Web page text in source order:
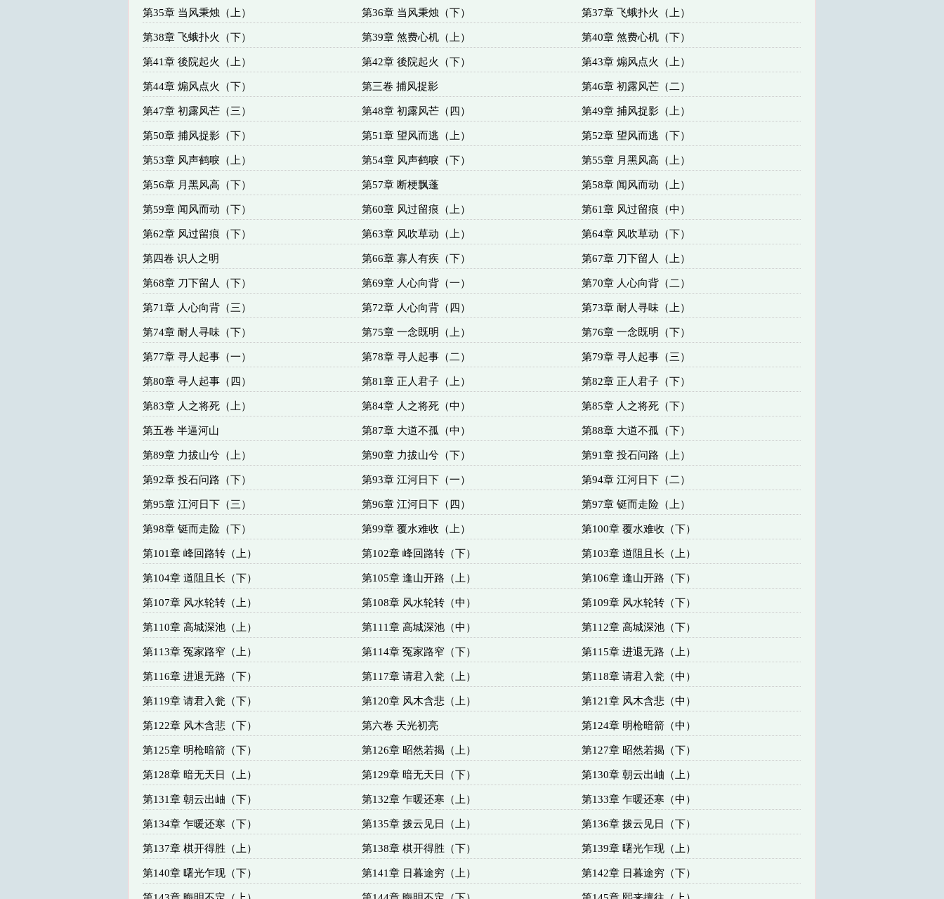
第35章 当风秉烛（上） 第36章 当风秉烛（下） 第37章 飞蛾扑火（上）
第38章 飞蛾扑火（下） 第39章 煞费心机（上） 第40章 煞费心机（下）
第41章 後院起火（上） 第42章 後院起火（下） 第43章 煽风点火（上）
第44章 煽风点火（下） 第三卷 捕风捉影 第46章 初露风芒（二）
第47章 初露风芒（三） 第48章 初露风芒（四） 第49章 捕风捉影（上）
第50章 捕风捉影（下） 第51章 望风而逃（上） 第52章 望风而逃（下）
第53章 风声鹤唳（上） 第54章 风声鹤唳（下） 第55章 月黑风高（上）
第56章 月黑风高（下） 第57章 断梗飘蓬 第58章 闻风而动（上）
第59章 闻风而动（下） 第60章 风过留痕（上） 第61章 风过留痕（中）
第62章 风过留痕（下） 第63章 风吹草动（上） 第64章 风吹草动（下）
第四卷 识人之明 第66章 寡人有疾（下） 第67章 刀下留人（上）
第68章 刀下留人（下） 第69章 人心向背（一） 第70章 人心向背（二）
第71章 人心向背（三） 第72章 人心向背（四） 第73章 耐人寻味（上）
第74章 耐人寻味（下） 第75章 一念既明（上） 第76章 一念既明（下）
第77章 寻人起事（一） 第78章 寻人起事（二） 第79章 寻人起事（三）
第80章 寻人起事（四） 第81章 正人君子（上） 第82章 正人君子（下）
第83章 人之将死（上） 第84章 人之将死（中） 第85章 人之将死（下）
第五卷 半逼河山 第87章 大道不孤（中） 第88章 大道不孤（下）
第89章 力拔山兮（上） 第90章 力拔山兮（下） 第91章 投石问路（上）
第92章 投石问路（下） 第93章 江河日下（一） 第94章 江河日下（二）
第95章 江河日下（三） 第96章 江河日下（四） 第97章 铤而走险（上）
第98章 铤而走险（下） 第99章 覆水难收（上） 第100章 覆水难收（下）
第101章 峰回路转（上） 第102章 峰回路转（下） 第103章 道阻且长（上）
第104章 道阻且长（下） 第105章 逢山开路（上） 第106章 逢山开路（下）
第107章 风水轮转（上） 第108章 风水轮转（中） 第109章 风水轮转（下）
第110章 高城深池（上） 第111章 高城深池（中） 第112章 高城深池（下）
第113章 冤家路窄（上） 第114章 冤家路窄（下） 第115章 进退无路（上）
第116章 进退无路（下） 第117章 请君入瓮（上） 第118章 请君入瓮（中）
第119章 请君入瓮（下） 第120章 风木含悲（上） 第121章 风木含悲（中）
第122章 风木含悲（下） 第六卷 天光初亮 第124章 明枪暗箭（中）
第125章 明枪暗箭（下） 第126章 昭然若揭（上） 第127章 昭然若揭（下）
第128章 暗无天日（上） 第129章 暗无天日（下） 第130章 朝云出岫（上）
第131章 朝云出岫（下） 第132章 乍暖还寒（上） 第133章 乍暖还寒（中）
第134章 乍暖还寒（下） 第135章 拨云见日（上） 第136章 拨云见日（下）
第137章 棋开得胜（上） 第138章 棋开得胜（下） 第139章 曙光乍现（上）
第140章 曙光乍现（下） 第141章 日暮途穷（上） 第142章 日暮途穷（下）